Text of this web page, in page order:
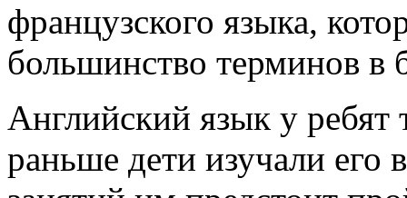
французского языка,
большинство терминов в
Английский язык у ребят
раньше дети изучали его